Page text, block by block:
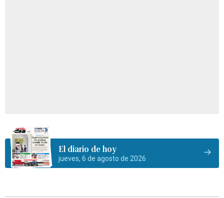
El diario de hoy
jueves, 6 de agosto de 2026